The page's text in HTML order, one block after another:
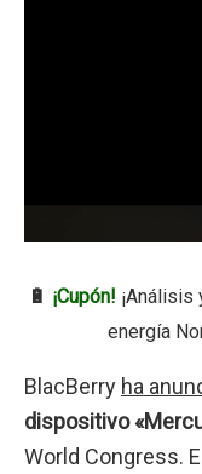
🔋 ¡Cupón!
energía
BlacBerry ha
dispositivo
World Congress.